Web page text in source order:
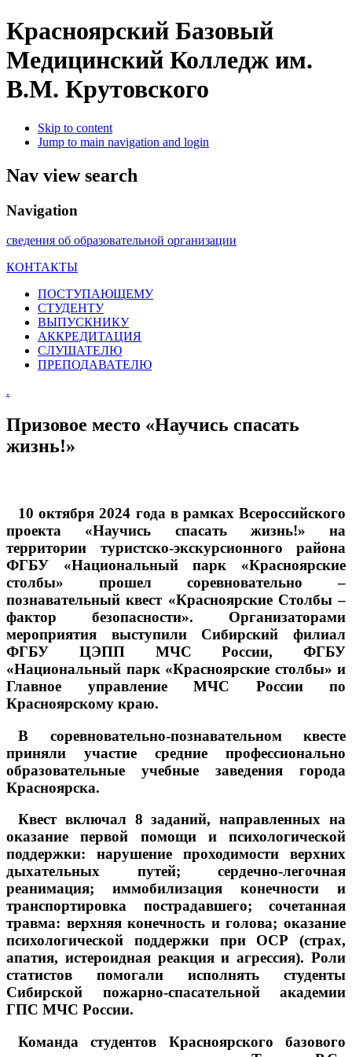
Красноярский Базовый
Медицинский Колледж им.
В.М. Крутовского
Skip to content
Jump to main navigation and login
Nav view search
Navigation
сведения об образовательной организации
КОНТАКТЫ
ПОСТУПАЮЩЕМУ
СТУДЕНТУ
ВЫПУСКНИКУ
АККРЕДИТАЦИЯ
СЛУШАТЕЛЮ
ПРЕПОДАВАТЕЛЮ
.
Призовое место «Научись спасать
жизнь!»
10 октября 2024 года в рамках Всероссийского
проекта «Научись спасать жизнь!» на
территории туристско-экскурсионного района
ФГБУ «Национальный парк «Красноярские
столбы» прошел соревновательно –
познавательный квест «Красноярские Столбы –
фактор безопасности». Организаторами
мероприятия выступили Сибирский филиал
ФГБУ ЦЭПП МЧС России, ФГБУ
«Национальный парк «Красноярские столбы» и
Главное управление МЧС России по
Красноярскому краю.
В соревновательно-познавательном квесте
приняли участие средние профессионально
образовательные учебные заведения города
Красноярска.
Квест включал 8 заданий, направленных на
оказание первой помощи и психологической
поддержки: нарушение проходимости верхних
дыхательных путей; сердечно-легочная
реанимация; иммобилизация конечности и
транспортировка пострадавшего; сочетанная
травма: верхняя конечность и голова; оказание
психологической поддержки при ОСР (страх,
апатия, истероидная реакция и агрессия). Роли
статистов помогали исполнять студенты
Сибирской пожарно-спасательной академии
ГПС МЧС России.
Команда студентов Красноярского базового